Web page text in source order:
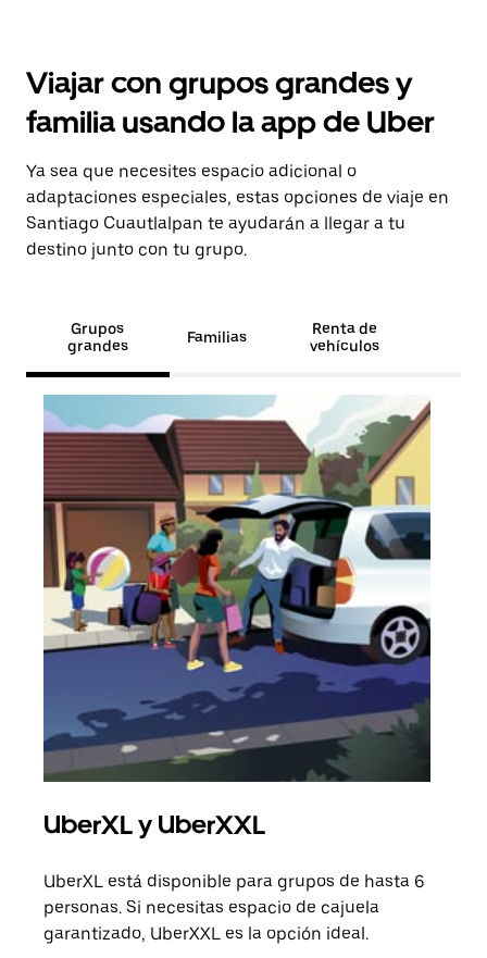
Viajar con grupos grandes y
familia usando la app de Uber
Ya sea que necesites espacio adicional o
adaptaciones especiales, estas opciones de viaje en
Santiago Cuautlalpan te ayudarán a llegar a tu
destino junto con tu grupo.
Grupos
grandes
Familias
Renta de
vehículos
UberXL y UberXXL
UberXL está disponible para grupos de hasta 6
personas. Si necesitas espacio de cajuela
garantizado, UberXXL es la opción ideal.